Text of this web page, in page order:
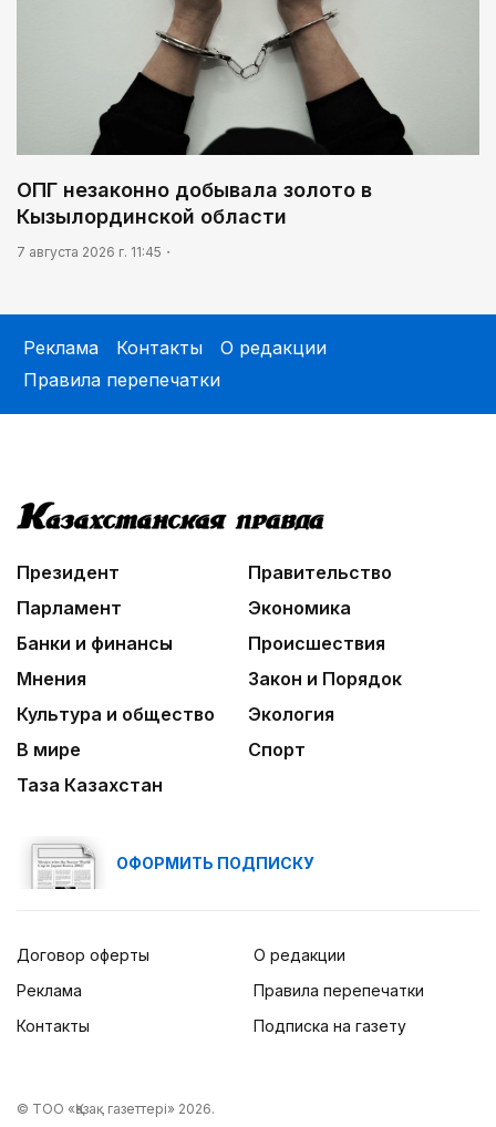
ОПГ незаконно добывала золото в
Кызылординской области
7 августа 2026 г. 11:45
Реклама Контакты
О редакции
Правила перепечатки
Президент
Правительство
Парламент
Экономика
Банки и финансы
Происшествия
Мнения
Закон и Порядок
Культура и общество
Экология
В мире
Спорт
Таза Казахстан
ОФОРМИТЬ ПОДПИСКУ
Договор оферты
Реклама
Контакты
О редакции
Правила перепечатки
Подписка на газету
© ТОО «Қазақ газеттері» 2026.